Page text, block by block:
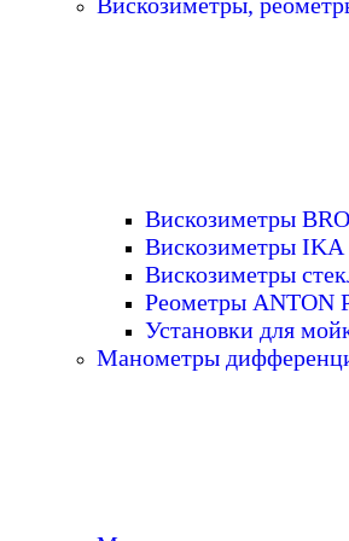
Вискозиметры
Вискозиметры IKA
Вискозиметры
Реометры ANTON
Установки для
Манометры